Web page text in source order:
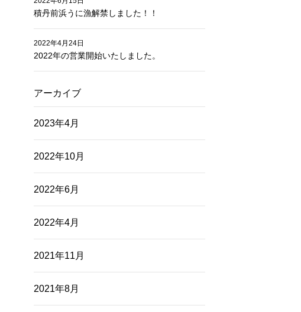
積丹前浜うに漁解禁しました！！
2022年の営業開始いたしました。
2022年4月24日
アーカイブ
2023年4月
2022年10月
2022年6月
2022年4月
2021年11月
2021年8月